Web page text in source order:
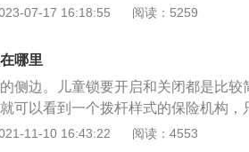
轴距为2870mm。博瑞搭载了1.8t涡
式是前置前驱，前悬架使用了双叉臂
架。
07-17 16:18:55 阅读：5259
哪里
侧边。儿童锁要开启和关闭都是比较
可以看到一个拨杆样式的保险机构，
锁开启了，关闭车门后，车内人员是
11-10 16:43:22 阅读：4553